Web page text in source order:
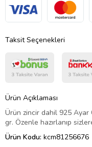
Taksit Seçenekleri
Ürün Açıklaması
Ürün zincir dahil 925 Ayar
gr. Özenle hazırlanıp
Ürün Kodu: kcm81256676